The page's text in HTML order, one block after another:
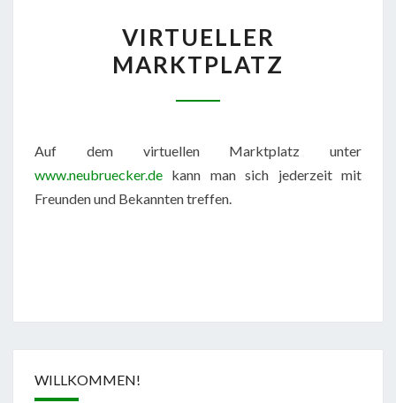
MARKTPLATZ
VIRTUELLER
MARKTPLATZ
Auf dem virtuellen Marktplatz unter
www.neubruecker.de kann man sich jederzeit mit
Freunden und Bekannten treffen.
WILLKOMMEN!